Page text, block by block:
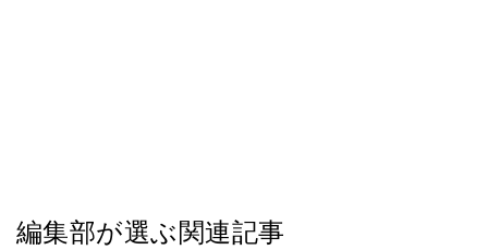
編集部が選ぶ関連記事